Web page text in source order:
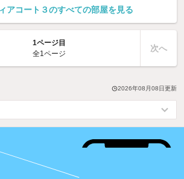
アコート３のすべての部屋を見る
1ページ目
全1ページ
次へ
2026年08月08日 更新